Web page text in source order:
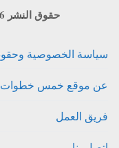
حقوق النشر copyrights 2026 خمس خطوات
سياسة الخصوصية
عن موقع خمس خطوات
فريق العمل